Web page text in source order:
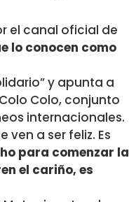
el canal oficial de
lo conocen como
y apunta a
Colo, conjunto
internacionales.
ven a ser feliz. Es
para comenzar la
el cariño, es